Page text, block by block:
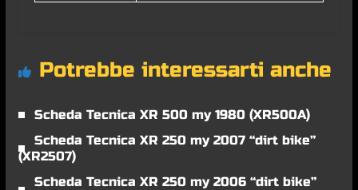
Potrebbe interessarti anche
Scheda Tecnica XR 500 my 1980 (XR500A)
Scheda Tecnica XR 250 my 2007 “dirt bike”
(XR2507)
Scheda Tecnica XR 250 my 2006 “dirt bike”